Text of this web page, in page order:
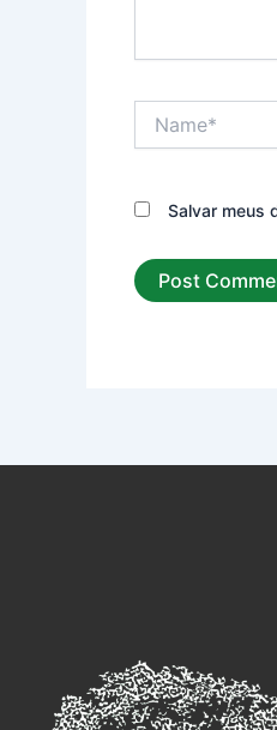
Salvar meus